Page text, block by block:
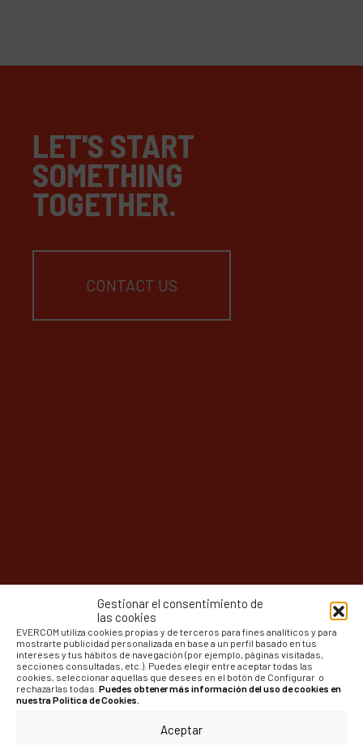
Gestionar el consentimiento de
las cookies
EVERCOM utiliza cookies propias y de terceros para fines analíticos y para
mostrarte publicidad personalizada en base a un perfil basado en tus
intereses y tus hábitos de navegación (por ejemplo, páginas visitadas,
secciones consultadas, etc.). Puedes elegir entre aceptar todas las
cookies, seleccionar aquellas que desees en el botón de Configurar o
rechazarlas todas. Puedes obtener más información del uso de cookies en
nuestra Política de Cookies.
Aceptar
LET'S START
SOMETHING
TOGETHER.
CONTACT US